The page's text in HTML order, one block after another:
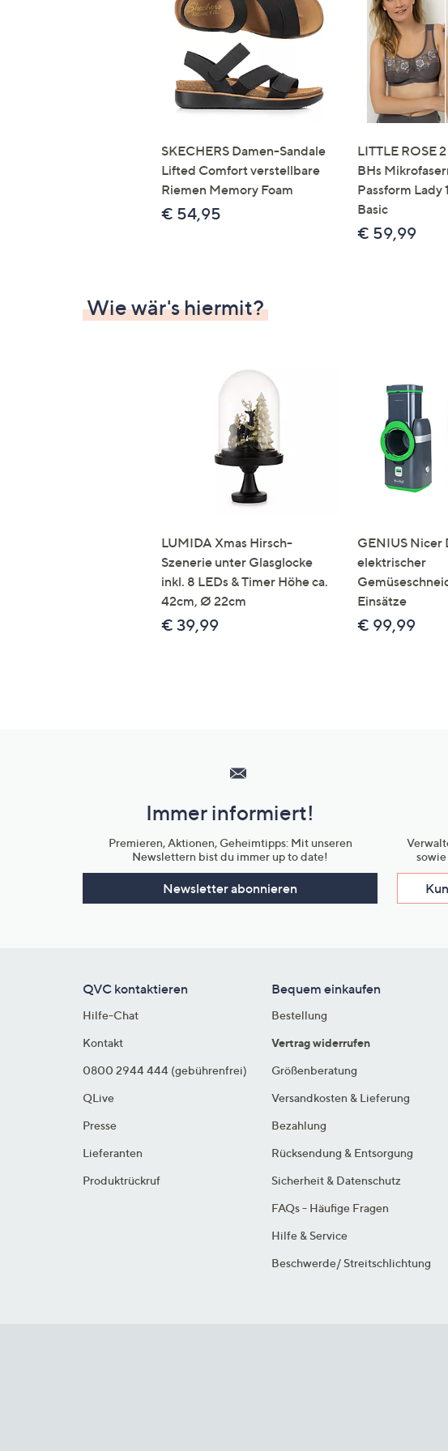
Touch-
Geräten
nach
links
bzw.
rechts,
um
diese
anzuzeigen.
SKECHERS Damen-Sandale
Lifted Comfort verstellbare
Riemen Memory Foam
€ 54,95
LITTLE ROSE
BHs
Passform Lady
Basic
€ 59,99
Wie wär's hiermit?
LUMIDA Xmas Hirsch-
Szenerie unter Glasglocke
inkl. 8 LEDs & Timer Höhe ca.
42cm, Ø 22cm
€ 39,99
GENIUS Nicer
elektrischer
Einsätze
€ 99,99
Unternehmensinformationen
Immer informiert!
Premieren, Aktionen, Geheimtipps: Mit unseren
Newslettern bist du immer up to date!
Newsletter abonnieren
QVC kontaktieren
Hilfe-Chat
Kontakt
0800 2944 444 (gebührenfrei)
QLive
Presse
Lieferanten
Produktrückruf
Bequem einkaufen
Bestellung
Vertrag widerrufen
Größenberatung
Versandkosten & Lieferung
Bezahlung
Rücksendung & Entsorgung
Sicherheit & Datenschutz
FAQs - Häufige Fragen
Hilfe & Service
Beschwerde/ Streitschlichtung